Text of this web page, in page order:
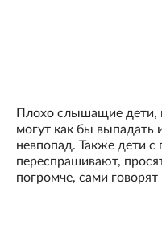
Плохо слышащие дети,
могут как бы выпадать
невпопад. Также дети
переспрашивают,
погромче, сами